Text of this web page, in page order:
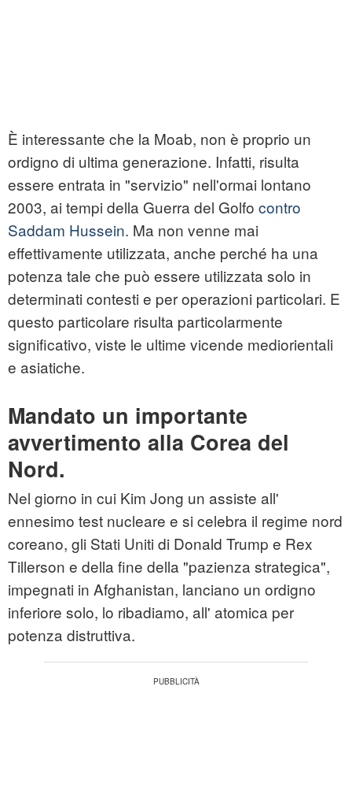
È interessante che la Moab, non è proprio un
ordigno di ultima generazione. Infatti, risulta
essere entrata in "servizio" nell'ormai lontano
2003, ai tempi della Guerra del Golfo contro
Saddam Hussein. Ma non venne mai
effettivamente utilizzata, anche perché ha una
potenza tale che può essere utilizzata solo in
determinati contesti e per operazioni particolari. E
questo particolare risulta particolarmente
significativo, viste le ultime vicende mediorientali
e asiatiche.
Mandato un importante
avvertimento alla Corea del
Nord.
Nel giorno in cui Kim Jong un assiste all'
ennesimo test nucleare e si celebra il regime nord
coreano, gli Stati Uniti di Donald Trump e Rex
Tillerson e della fine della "pazienza strategica",
impegnati in Afghanistan, lanciano un ordigno
inferiore solo, lo ribadiamo, all' atomica per
potenza distruttiva.